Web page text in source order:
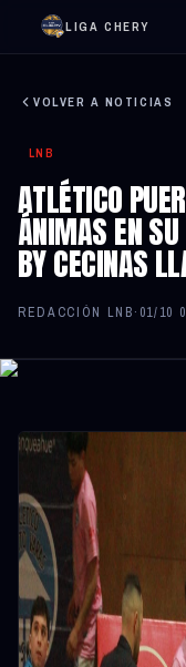
LIGA CHERY
VOLVER A NOTICIAS
LNB
ATLÉTICO
ÁNIMAS EN SU
BY CECINAS
REDACCIÓN LNB· 01/10